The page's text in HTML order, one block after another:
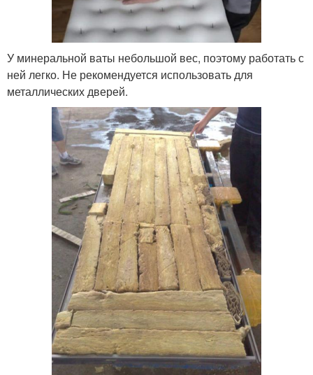
У минеральной ваты небольшой вес, поэтому работать с
ней легко. Не рекомендуется использовать для
металлических дверей.